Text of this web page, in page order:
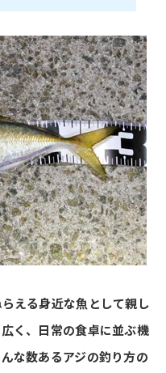
える身近な魚として親し
く、日常の食卓に並ぶ機
な数あるアジの釣り方の